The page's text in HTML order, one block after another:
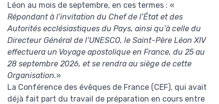
Léon au mois de septembre, en ces termes : «
Répondant à l’invitation du Chef de l’État et des
Autorités ecclésiastiques du Pays, ainsi qu’à celle du
Directeur Général de l’UNESCO, le Saint-Père Léon XIV
effectuera un Voyage apostolique en France, du 25 au
28 septembre 2026, et se rendra au siège de cette
Organisation.»
La Conférence des évêques de France (CEF), qui avait
déjà fait part du travail de préparation en cours entre